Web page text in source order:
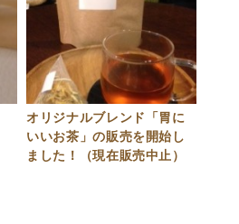
オリジナルブレンド「胃に
いいお茶」の販売を開始し
ました！（現在販売中止）